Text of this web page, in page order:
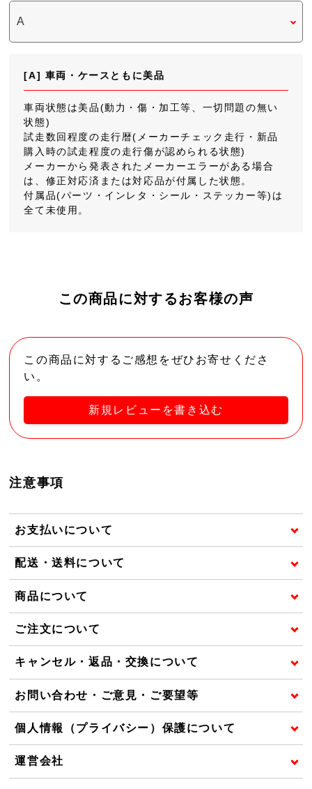
[A] 車両・ケースともに美品
車両状態は美品(動力・傷・加工等、一切問題の無い
状態)
試走数回程度の走行暦(メーカーチェック走行・新品
購入時の試走程度の走行傷が認められる状態)
メーカーから発表されたメーカーエラーがある場合
は、修正対応済または対応品が付属した状態。
付属品(パーツ・インレタ・シール・ステッカー等)は
全て未使用。
この商品に対するお客様の声
この商品に対するご感想をぜひお寄せくださ
い。
新規レビューを書き込む
注意事項
お支払いについて
配送・送料について
商品について
ご注文について
キャンセル・返品・交換について
お問い合わせ・ご意見・ご要望等
個人情報（プライバシー）保護について
運営会社